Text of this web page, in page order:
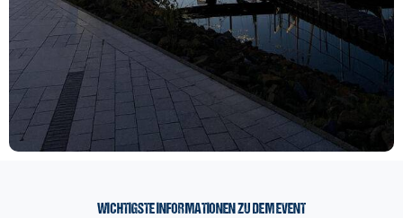
WICHTIGSTE INFORMATIONEN ZU DEM EVENT